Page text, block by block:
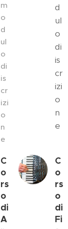
m
o
d
ul
o
di
is
cr
izi
o
n
e
d
ul
o
di
is
cr
izi
o
n
e
C
o
rs
o
di
A
C
o
rs
o
di
Fi